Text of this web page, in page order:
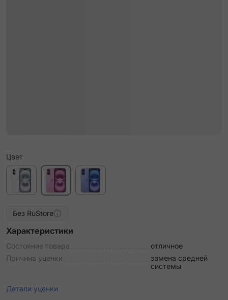
Цвет
Без RuStore
Характеристики
Состояние товара
отличное
Причина уценки
замена средней
системы
Детали уценки